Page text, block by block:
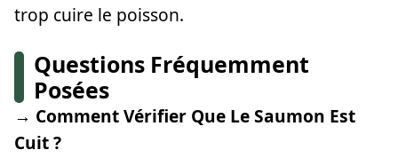
trop cuire le poisson.
Questions Fréquemment
Posées
→ Comment Vérifier Que Le Saumon Est
Cuit ?